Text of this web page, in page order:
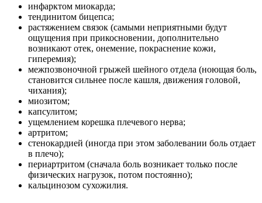
инфарктом миокарда;
тендинитом бицепса;
растяжением связок (самыми неприятными будут
ощущения при прикосновении, дополнительно
возникают отек, онемение, покраснение кожи,
гиперемия);
межпозвоночной грыжей шейного отдела (ноющая боль,
становится сильнее после кашля, движения головой,
чихания);
миозитом;
капсулитом;
ущемлением корешка плечевого нерва;
артритом;
стенокардией (иногда при этом заболевании боль отдает
в плечо);
периартритом (сначала боль возникает только после
физических нагрузок, потом постоянно);
кальцинозом сухожилия.